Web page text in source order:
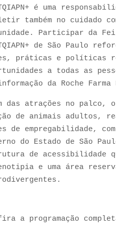
é uma
também no cuidado
Participar da
de São Paulo
práticas e políticas
a todas as
da Roche
das atrações no palco,
de animais adultos,
de empregabilidade,
do Estado de São
de acessibilidade
e uma área
a programação